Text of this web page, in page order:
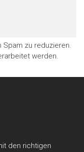
Spam zu reduzieren.
werden.
den richtigen